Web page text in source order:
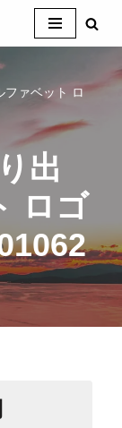
ファベット ロ
出
ロゴ